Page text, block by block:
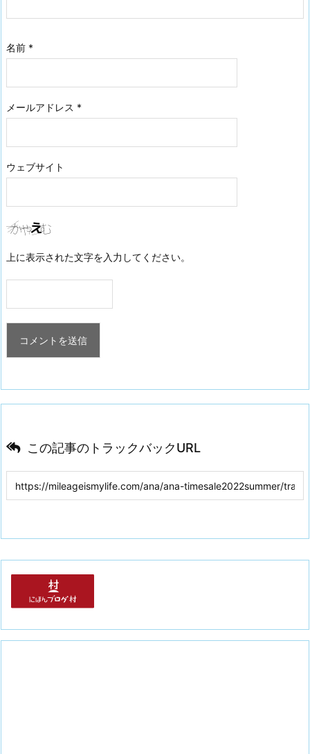
名前 *
メールアドレス *
ウェブサイト
上に表示された文字を入力してください。
この記事のトラックバックURL